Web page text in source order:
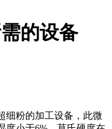
的设备
细粉的加工设备，此微